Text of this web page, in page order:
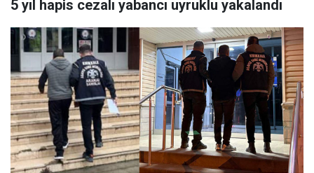
5 yıl hapis cezalı yabancı uyruklu yakalandı